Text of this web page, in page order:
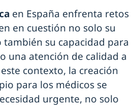
en España enfrenta retos
en cuestión no solo su
su capacidad para
una atención de calidad a
contexto, la creación
para los médicos se
urgente, no solo